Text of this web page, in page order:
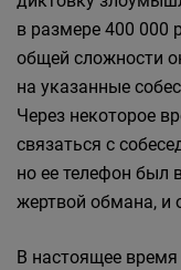
в размере 400 000
общей сложности
на указанные
Через некоторое
связаться с
но ее телефон был
жертвой обмана, и
В настоящее время